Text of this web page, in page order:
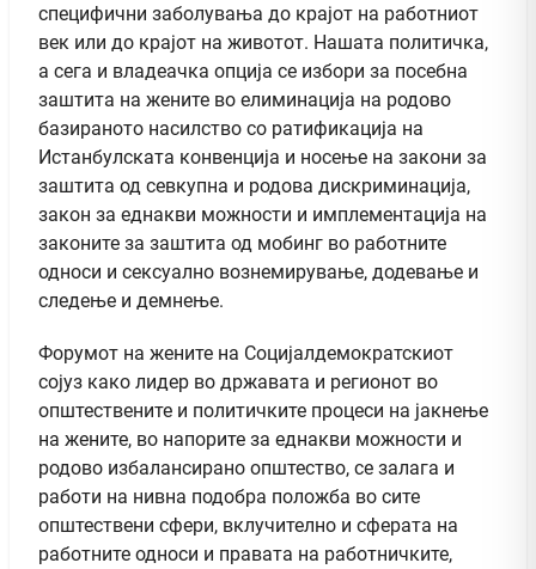
специфични заболувања до крајот на работниот
век или до крајот на животот. Нашата политичка,
а сега и владеачка опција се избори за посебна
заштита на жените во елиминација на родово
базираното насилство со ратификација на
Истанбулската конвенција и носење на закони за
заштита од севкупна и родова дискриминација,
закон за еднакви можности и имплементација на
законите за заштита од мобинг во работните
односи и сексуално вознемирување, додевање и
следење и демнење.
Форумот на жените на Социјалдемократскиот
сојуз како лидер во државата и регионот во
општествените и политичките процеси на јакнење
на жените, во напорите за еднакви можности и
родово избалансирано општество, се залага и
работи на нивна подобра положба во сите
општествени сфери, вклучително и сферата на
работните односи и правата на работничките,